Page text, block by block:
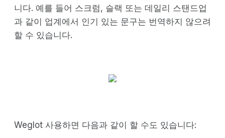
니다. 예를 들어 스크럼, 슬랙 또는 데일리 스탠드업
과 같이 업계에서 인기 있는 문구는 번역하지 않으려
할 수 있습니다.
Weglot 사용하면 다음과 같이 할 수도 있습니다: